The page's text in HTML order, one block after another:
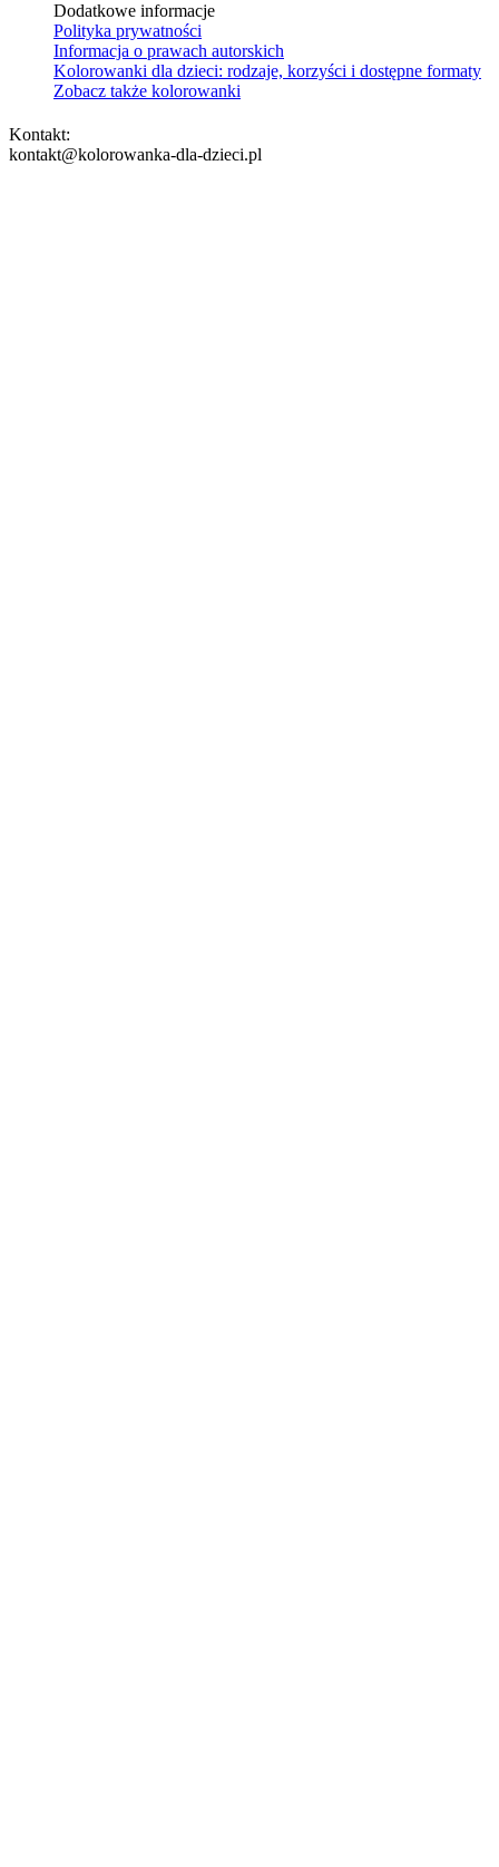
Dodatkowe informacje
Polityka prywatności
Informacja o prawach autorskich
Kolorowanki dla dzieci: rodzaje, korzyści i dostępne formaty
Zobacz także kolorowanki
Kontakt:
kontakt@kolorowanka-dla-dzieci.pl